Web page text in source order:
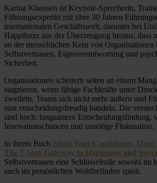
Karina Klaassen ist Keynote-Sprecherin,
Führungsexpertin mit über 30 Jahren
internationalen Geschäftswelt, darunter bei
Happibuzz aus der Überzeugung heraus, dass
an der menschlichen Kern von Organisationen
Selbstvertrauen, Eigenverantwortung und
Sicherheit.
Organisationen scheitern selten an einem
stagnieren, wenn fähige Fachkräfte unter
zweifeln, Teams sich nicht mehr äußern und
statt entscheidungsfreudig handeln. Die
sind hoch: langsamere Entscheidungsfindung,
Innovationschancen und unnötige Fluktuation.
In ihrem Buch Mind Your Confidence, Mind
The 7-Step Gateway to Happiness and
Selbstvertrauen eine Schlüsselrolle sowohl im
auch im persönlichen Wohlbefinden spielt.